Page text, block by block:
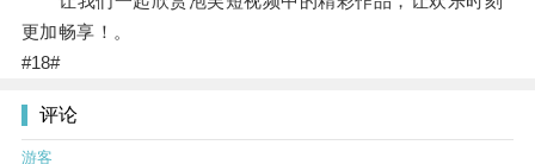
更加畅享！。
#18#
评论
游客